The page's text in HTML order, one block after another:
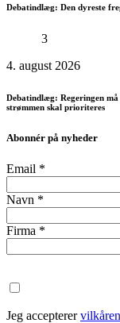
Debatindlæg: Den dyreste
3
4. august 2026
Debatindlæg: Regeringen
strømmen skal prioriteres
Abonnér på nyheder
Email *
Navn *
Firma *
Jeg accepterer